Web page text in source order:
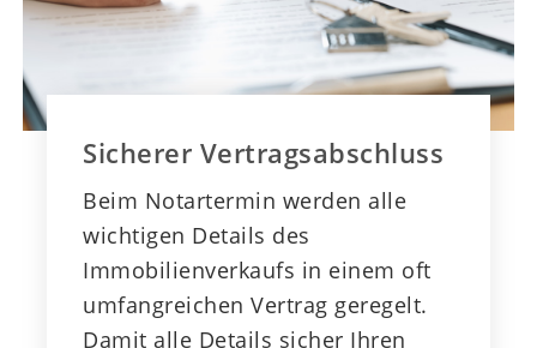
Sicherer Vertragsabschluss
Beim Notartermin werden alle
wichtigen Details des
Immobilienverkaufs in einem oft
umfangreichen Vertrag geregelt.
Damit alle Details sicher Ihren